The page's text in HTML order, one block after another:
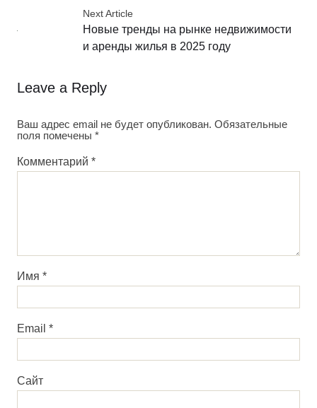
Next Article
Новые тренды на рынке недвижимости
и аренды жилья в 2025 году
Leave a Reply
Ваш адрес email не будет опубликован. Обязательные
поля помечены *
Комментарий *
Имя *
Email *
Сайт